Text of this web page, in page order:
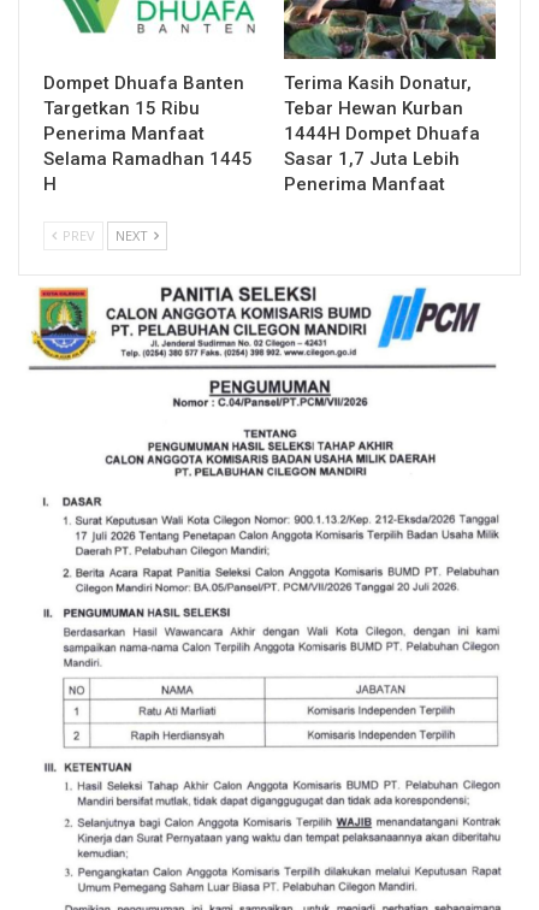
Dompet Dhuafa Banten
Targetkan 15 Ribu
Penerima Manfaat
Selama Ramadhan 1445
H
Terima Kasih Donatur,
Tebar Hewan Kurban
1444H Dompet Dhuafa
Sasar 1,7 Juta Lebih
Penerima Manfaat
PREV NEXT